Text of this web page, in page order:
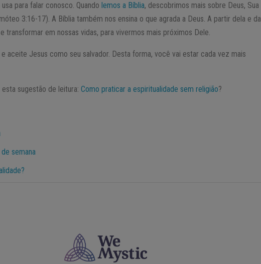
para falar conosco. Quando lemos a Bíblia, descobrimos mais sobre Deus, Sua
3:16-17). A Bíblia também nos ensina o que agrada a Deus. A partir dela e da
transformar em nossas vidas, para vivermos mais próximos Dele.
aceite Jesus como seu salvador. Desta forma, você vai estar cada vez mais
esta sugestão de leitura:Como praticar a espiritualidade sem religião?
semana